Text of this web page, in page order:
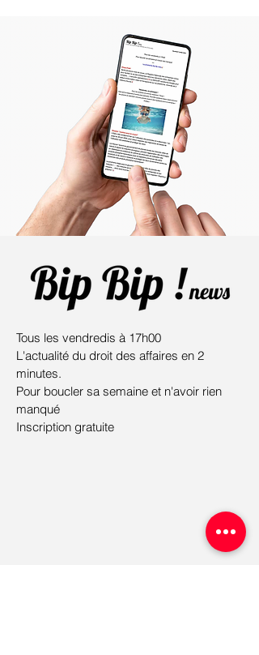
Vendredi 19 juin 2026
Tous les vendredis à 17h00
L'actualité du droit des affaires en 2
minutes.
Pour boucler sa semaine et n'avoir rien
manqué
Inscription gratuite